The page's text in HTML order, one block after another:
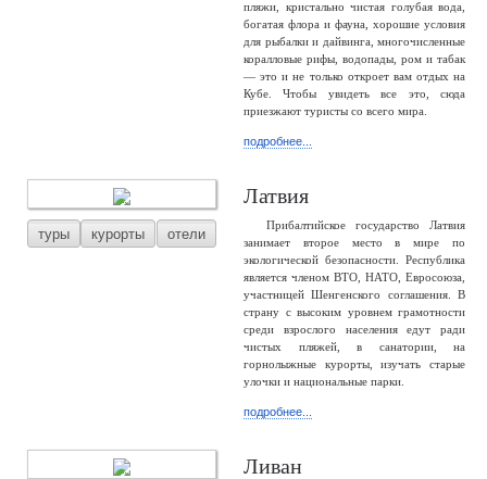
пляжи, кристально чистая голубая вода,
богатая флора и фауна, хорошие условия
для рыбалки и дайвинга, многочисленные
коралловые рифы, водопады, ром и табак
— это и не только откроет вам отдых на
Кубе. Чтобы увидеть все это, сюда
приезжают туристы со всего мира.
подробнее...
туры курорты отели
Латвия
Прибалтийское государство Латвия
занимает второе место в мире по
экологической безопасности. Республика
является членом ВТО, НАТО, Евросоюза,
участницей Шенгенского соглашения. В
страну с высоким уровнем грамотности
среди взрослого населения едут ради
чистых пляжей, в санатории, на
горнолыжные курорты, изучать старые
улочки и национальные парки.
подробнее...
Ливан